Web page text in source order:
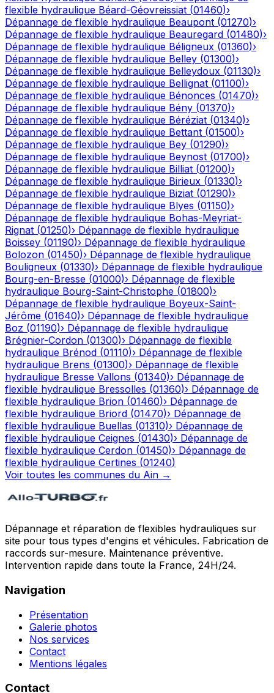
flexible hydraulique Béard-Géovreissiat (01460)›
Dépannage de flexible hydraulique Beaupont (01270)›
Dépannage de flexible hydraulique Beauregard (01480)›
Dépannage de flexible hydraulique Béligneux (01360)›
Dépannage de flexible hydraulique Belley (01300)›
Dépannage de flexible hydraulique Belleydoux (01130)›
Dépannage de flexible hydraulique Bellignat (01100)›
Dépannage de flexible hydraulique Bénonces (01470)›
Dépannage de flexible hydraulique Bény (01370)›
Dépannage de flexible hydraulique Béréziat (01340)›
Dépannage de flexible hydraulique Bettant (01500)›
Dépannage de flexible hydraulique Bey (01290)›
Dépannage de flexible hydraulique Beynost (01700)›
Dépannage de flexible hydraulique Billiat (01200)›
Dépannage de flexible hydraulique Birieux (01330)›
Dépannage de flexible hydraulique Biziat (01290)›
Dépannage de flexible hydraulique Blyes (01150)›
Dépannage de flexible hydraulique Bohas-Meyriat-
Rignat (01250)› Dépannage de flexible hydraulique
Boissey (01190)› Dépannage de flexible hydraulique
Bolozon (01450)› Dépannage de flexible hydraulique
Bouligneux (01330)› Dépannage de flexible hydraulique
Bourg-en-Bresse (01000)› Dépannage de flexible
hydraulique Bourg-Saint-Christophe (01800)›
Dépannage de flexible hydraulique Boyeux-Saint-
Jérôme (01640)› Dépannage de flexible hydraulique
Boz (01190)› Dépannage de flexible hydraulique
Brégnier-Cordon (01300)› Dépannage de flexible
hydraulique Brénod (01110)› Dépannage de flexible
hydraulique Brens (01300)› Dépannage de flexible
hydraulique Bresse Vallons (01340)› Dépannage de
flexible hydraulique Bressolles (01360)› Dépannage de
flexible hydraulique Brion (01460)› Dépannage de
flexible hydraulique Briord (01470)› Dépannage de
flexible hydraulique Buellas (01310)› Dépannage de
flexible hydraulique Ceignes (01430)› Dépannage de
flexible hydraulique Cerdon (01450)› Dépannage de
flexible hydraulique Certines (01240)
Voir toutes les communes du Ain →
Dépannage et réparation de flexibles hydrauliques sur
site pour tous types d'engins et véhicules. Fabrication de
raccords sur-mesure. Maintenance préventive.
Intervention rapide dans toute la France, 24H/24.
Navigation
Présentation
Galerie photos
Nos services
Contact
Mentions légales
Contact